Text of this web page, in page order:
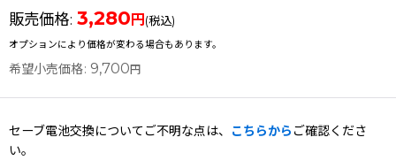
販売価格: 3,280 円 (税込)
オプションにより価格が変わる場合もあります。
希望小売価格: 9,700 円
セーブ電池交換についてご不明な点は、 こちらから ご確認くださ
い。